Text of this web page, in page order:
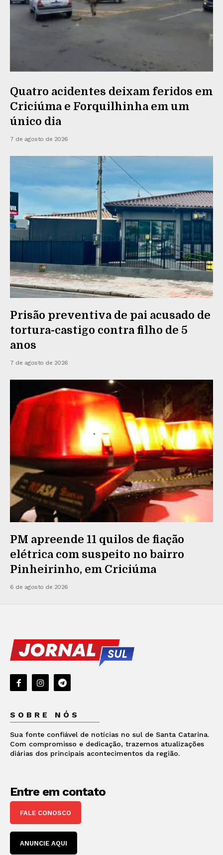
Quatro acidentes deixam feridos em
Criciúma e Forquilhinha em um
único dia
7 de agosto de 2026
Prisão preventiva de pai acusado de
tortura-castigo contra filho de 5
anos
7 de agosto de 2026
PM apreende 11 quilos de fiação
elétrica com suspeito no bairro
Pinheirinho, em Criciúma
6 de agosto de 2026
SOBRE NÓS
Sua fonte confiável de notícias no sul de Santa Catarina.
Com compromisso e dedicação, trazemos atualizações
diárias dos principais acontecimentos da região.
Entre em contato
FALE CONOSCO
ANUNCIE AQUI